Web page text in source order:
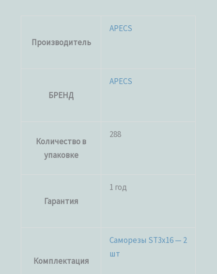
Производитель
APECS
БРЕНД
APECS
Количество в
упаковке
288
Гарантия
1 год
Комплектация
Саморезы ST3x16 — 2
шт